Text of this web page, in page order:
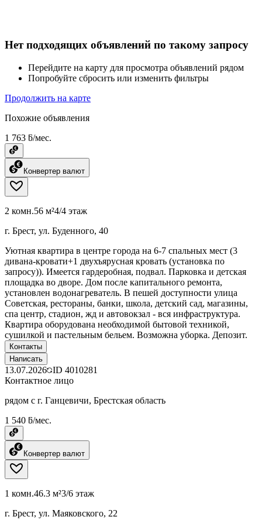
Нет подходящих объявлений по такому запросу
Перейдите на карту для просмотра объявлений рядом
Попробуйте сбросить или изменить фильтры
Продолжить на карте
Похожие объявления
1 763 ƃ/мес.
Конвертер валют
2 комн.56 м²4/4 этаж
г. Брест, ул. Буденного, 40
Уютная квартира в центре города на 6-7 спальных мест (3
дивана-кровати+1 двухъярусная кровать (установка по
запросу)). Имеется гардеробная, подвал. Парковка и детская
площадка во дворе. Дом после капитального ремонта,
установлен водонагреватель. В пешей доступности улица
Советская, рестораны, банки, школа, детский сад, магазины,
спа центр, стадион, жд и автовокзал - вся инфраструктура.
Квартира оборудована необходимой бытовой техникой,
сушилкой и пастельным бельем. Возможна уборка. Депозит.
Контакты
Написать
13.07.2026 ID 4010281
Контактное лицо
рядом с г. Ганцевичи, Брестская область
1 540 ƃ/мес.
Конвертер валют
1 комн.46.3 м²3/6 этаж
г. Брест, ул. Маяковского, 22